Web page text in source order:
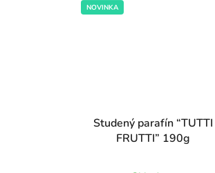
NOVINKA
Studený parafín “TUTTI
FRUTTI” 190g